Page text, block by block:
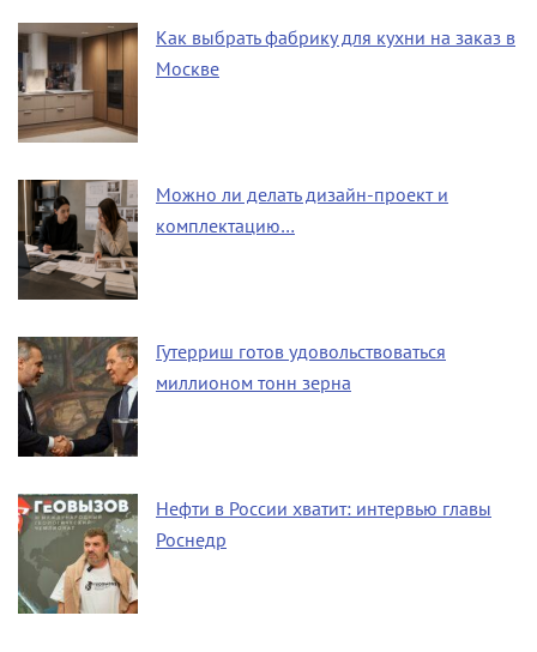
Как выбрать фабрику для кухни на заказ в
Москве
Можно ли делать дизайн-проект и
комплектацию…
Гутерриш готов удовольствоваться
миллионом тонн зерна
Нефти в России хватит: интервью главы
Роснедр